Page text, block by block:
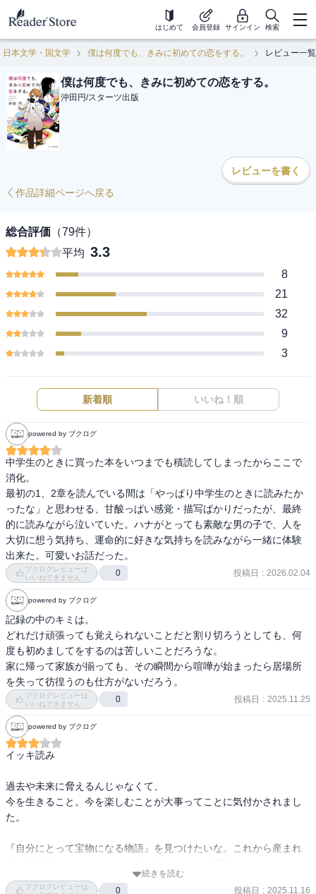
はじめて 会員登録 サインイン 検索
日本文学・国文学 僕は何度でも、きみに初めての恋をする。 レビュー一覧
僕は何度でも、きみに初めての恋をする。
沖田円/スターツ出版
レビューを書く
作品詳細ページへ戻る
総合評価 （79件）
平均 3.3
8
21
32
9
3
新着順 いいね！順
powered by ブクログ
中学生のときに買った本をいつまでも積読してしまったからここで
消化。
最初の1、2章を読んでいる間は「やっぱり中学生のときに読みたか
ったな」と思わせる、甘酸っぱい感覚・描写ばかりだったが、最終
的に読みながら泣いていた。ハナがとっても素敵な男の子で、人を
大切に想う気持ち、運命的に好きな気持ちを読みながら一緒に体験
出来た。可愛いお話だった。
ブクログレビューは
いいねできません
0 投稿日 : 2026.02.04
powered by ブクログ
記録の中のキミは。
どれだけ頑張っても覚えられないことだと割り切ろうとしても、何
度も初めましてをするのは苦しいことだろうな。
家に帰って家族が揃っても、その瞬間から喧嘩が始まったら居場所
を失って彷徨うのも仕方がないだろう。
ブクログレビューは
いいねできません
0 投稿日 : 2025.11.25
powered by ブクログ
イッキ読み
過去や未来に脅えるんじゃなくて、
今を生きること。今を楽しむことが大事ってことに気付かされまし
た。
『自分にとって宝物になる物語』を見つけたいな。これから産まれ
続きを読む
ブクログレビューは
0 投稿日 : 2025.11.16